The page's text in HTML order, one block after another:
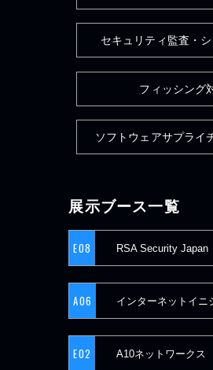
セキュリティ監査・
フィッシング
ソフトウェアサプライ
展示ブース一覧
E08 RSA Security Japan
A06 インターネットイニ
E02 A10ネットワークス